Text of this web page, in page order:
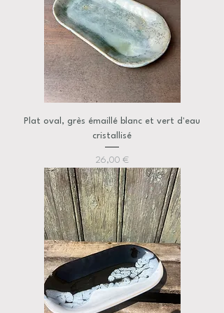
Plat oval, grès émaillé blanc et vert d'eau
cristallisé
Prix
26,00 €